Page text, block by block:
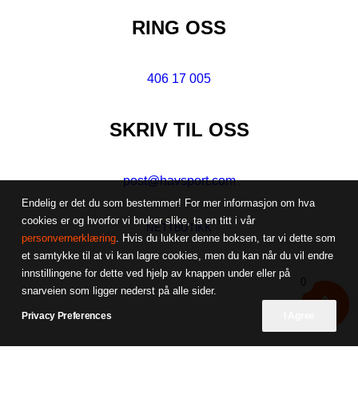
RING OSS
406 17 005
SKRIV TIL OSS
post@havsport.com
NETTBUTIKK
Endelig er det du som bestemmer! For mer informasjon om hva
cookies er og hvorfor vi bruker slike, ta en titt i vår
personvernerklæring. Hvis du lukker denne boksen, tar vi dette som
et samtykke til at vi kan lagre cookies, men du kan når du vil endre
innstillingene for dette ved hjelp av knappen under eller på
snarveien som ligger nederst på alle sider.
Privacy Preferences
0